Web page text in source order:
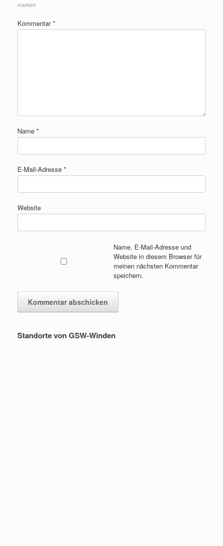
markiert
Kommentar*
Name *
E-Mail-Adresse *
Website
Name, E-Mail-Adresse und
Website in diesem Browser für
meinen nächsten Kommentar
speichern.
Standorte von GSW-Winden